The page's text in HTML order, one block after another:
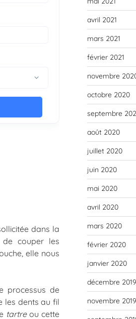
dans la
de couper les
elle nous
processus de
les dents au fil
tartreou cette
avril 2021
mars 2021
février 2021
novembre
octobre 2020
septembre
août 2020
juillet 2020
juin 2020
mai 2020
avril 2020
mars 2020
février 2020
janvier 2020
décembre 2019
novembre 2019